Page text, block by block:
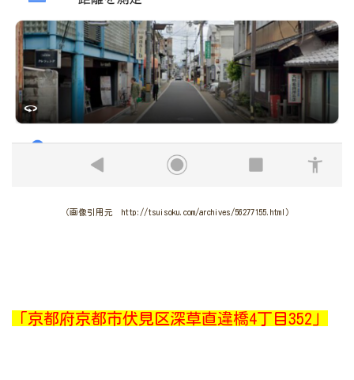
（画像引用元 http://tsuisoku.com/archives/56277155.html）
「京都府京都市伏見区深草直違橋4丁目352」